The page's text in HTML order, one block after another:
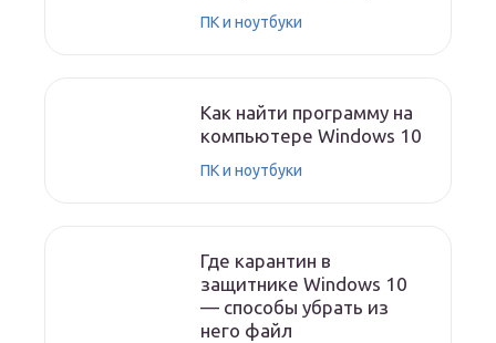
ПК и ноутбуки
Как найти программу на
компьютере Windows 10
ПК и ноутбуки
Где карантин в
защитнике Windows 10
— способы убрать из
него файл